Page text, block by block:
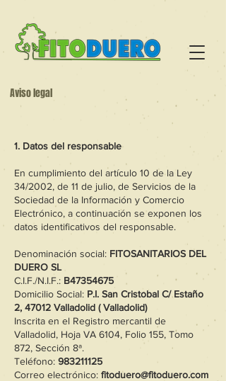
Aviso legal
1. Datos del responsable
En cumplimiento del artículo 10 de la Ley
34/2002, de 11 de julio, de Servicios de la
Sociedad de la Información y Comercio
Electrónico, a continuación se exponen los
datos identificativos del responsable.
Denominación social: FITOSANITARIOS DEL
DUERO SL
C.I.F./N.I.F.: B47354675
Domicilio Social: P.I. San Cristobal C/ Estaño
2, 47012 Valladolid ( Valladolid)
Inscrita en el Registro mercantil de
Valladolid, Hoja VA 6104, Folio 155, Tomo
872, Sección 8ª.
Teléfono: 983211125
Correo electrónico: fitoduero@fitoduero.com